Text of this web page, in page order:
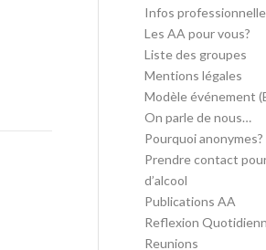
Infos
Les AA pour vous?
Liste des groupes
Mentions légales
Modèle événement
On parle de nous…
Pourquoi anonymes?
Prendre contact
d’alcool
Publications AA
Reflexion
Reunions